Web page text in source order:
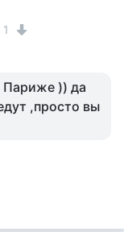
1
Париже )) да
,просто вы